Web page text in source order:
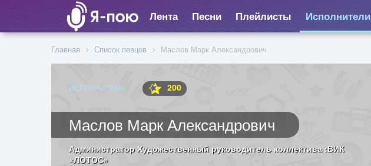
Лента Песни Плейлисты Исполнители
Главная Список певцов Маслов Марк Александрович
ИСПОЛНИТЕЛЬ 200
Маслов Марк Александрович
Администратор Художественный руководитель коллектива :ВИК
«ЛОТОС»